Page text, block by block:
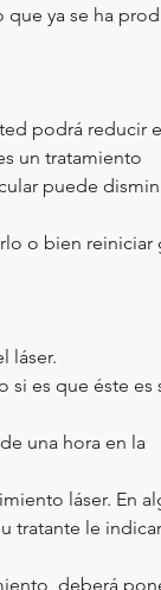
que ya se ha
podrá reducir
un tratamiento
puede
o bien reiniciar
láser.
si es que éste es
una hora en la
láser. En
tratante le
deberá